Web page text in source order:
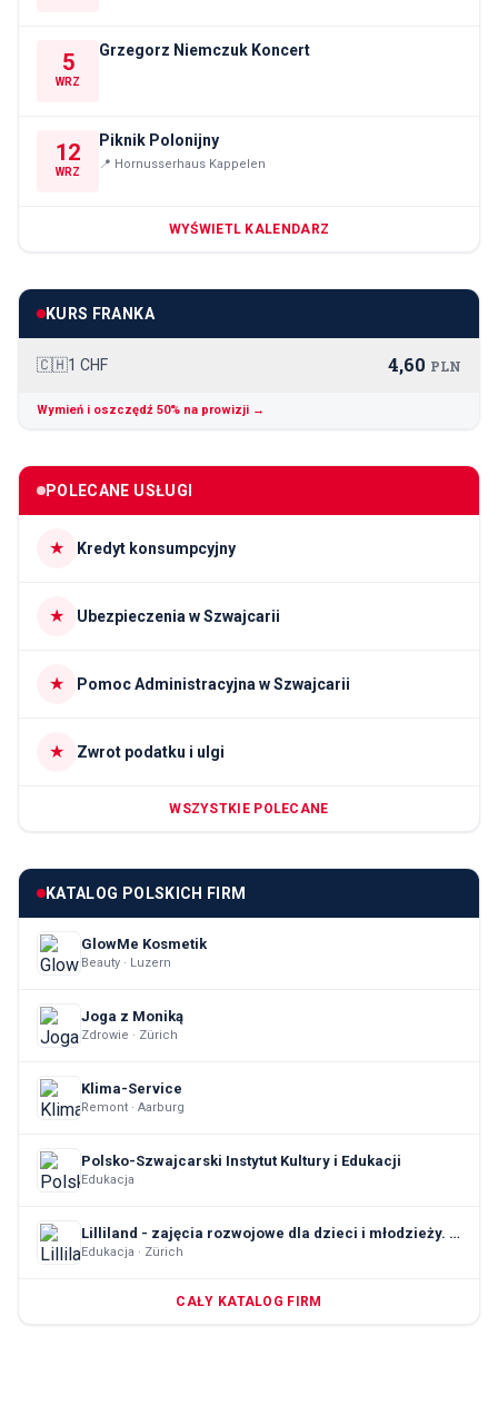
5
WRZ
Grzegorz Niemczuk Koncert
12
WRZ
Piknik Polonijny
📍 Hornusserhaus Kappelen
WYŚWIETL KALENDARZ
KURS FRANKA
🇨🇭1 CHF 4,60 PLN
Wymień i oszczędź 50% na prowizji →
POLECANE USŁUGI
★ Kredyt konsumpcyjny
★ Ubezpieczenia w Szwajcarii
★ Pomoc Administracyjna w Szwajcarii
★ Zwrot podatku i ulgi
WSZYSTKIE POLECANE
KATALOG POLSKICH FIRM
GlowMe Kosmetik
Beauty · Luzern
Joga z Moniką
Zdrowie · Zürich
Klima-Service
Remont · Aarburg
Polsko-Szwajcarski Instytut Kultury i Edukacji
Edukacja
Lilliland - zajęcia rozwojowe dla dzieci i młodzieży. TUS, język polski, rozwój emocjonalny i społeczny
Edukacja · Zürich
CAŁY KATALOG FIRM